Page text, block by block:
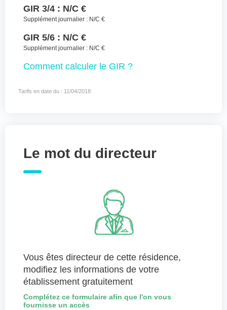
GIR 3/4 : N/C €
Supplément journalier : N/C €
GIR 5/6 : N/C €
Supplément journalier : N/C €
Comment calculer le GIR ?
Tarifs en date du : 11/04/2018
Le mot du directeur
Vous êtes directeur de cette résidence,
modifiez les informations de votre
établissement gratuitement
Complétez ce formulaire afin que l'on vous
fournisse un accès